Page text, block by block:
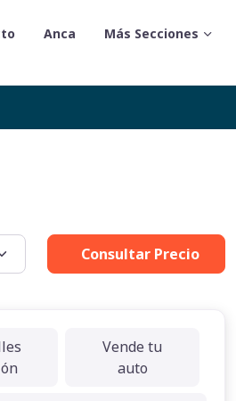
Anca Más Secciones
Consultar Precio
Vende tu
auto